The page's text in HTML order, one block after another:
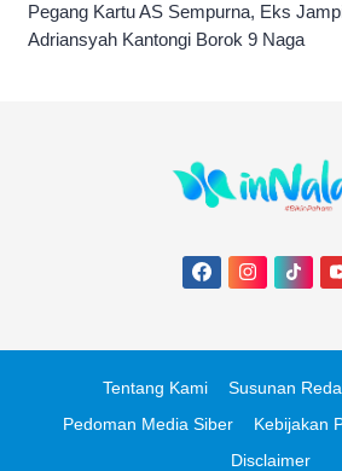
Pegang Kartu AS Sempurna, Eks
Adriansyah Kantongi Borok 9 Naga
Tentang Kami Susunan
Pedoman Media Siber
Kebijakan
Disclaimer